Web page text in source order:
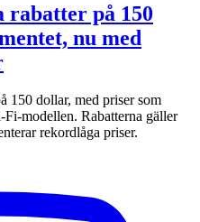
på 150
nu med
150 dollar, med priser som
modellen. Rabatterna gäller
rekordlåga priser.